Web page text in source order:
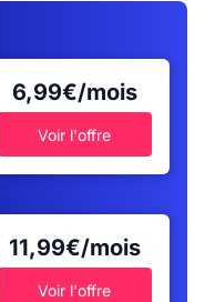
6,99€/mois
Voir l'offre
11,99€/mois
Voir l'offre